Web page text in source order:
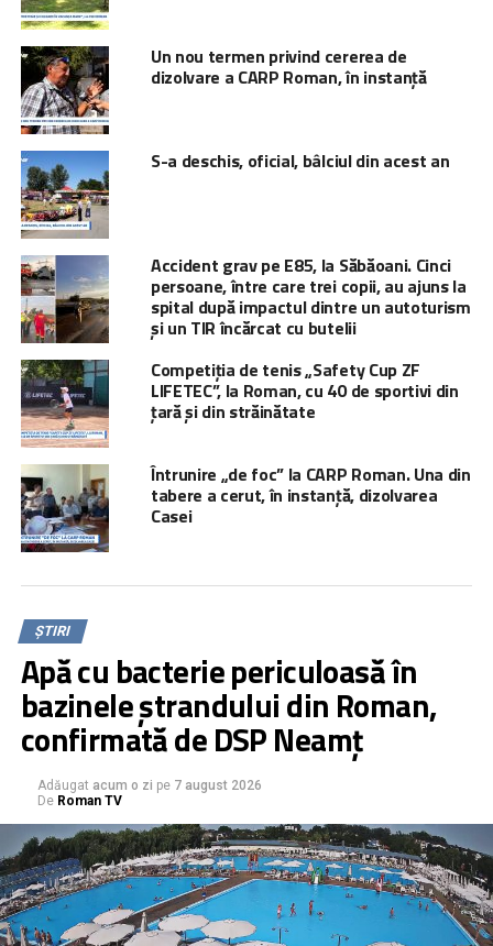
Un nou termen privind cererea de
dizolvare a CARP Roman, în instanță
S-a deschis, oficial, bâlciul din acest an
Accident grav pe E85, la Săbăoani. Cinci
persoane, între care trei copii, au ajuns la
spital după impactul dintre un autoturism
și un TIR încărcat cu butelii
Competiția de tenis „Safety Cup ZF
LIFETEC”, la Roman, cu 40 de sportivi din
țară și din străinătate
Întrunire „de foc” la CARP Roman. Una din
tabere a cerut, în instanță, dizolvarea
Casei
ȘTIRI
Apă cu bacterie periculoasă în
bazinele ștrandului din Roman,
confirmată de DSP Neamț
Adăugat acum o zi pe 7 august 2026
De Roman TV